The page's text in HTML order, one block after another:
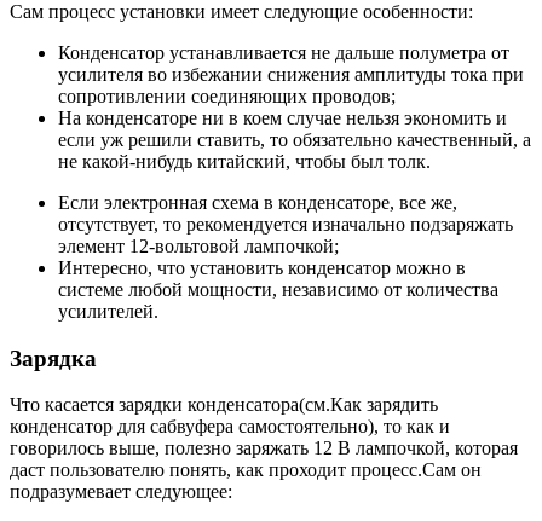
Сам процесс установки имеет следующие особенности:
Конденсатор устанавливается не дальше полуметра от
усилителя во избежании снижения амплитуды тока при
сопротивлении соединяющих проводов;
На конденсаторе ни в коем случае нельзя экономить и
если уж решили ставить, то обязательно качественный, а
не какой-нибудь китайский, чтобы был толк.
Если электронная схема в конденсаторе, все же,
отсутствует, то рекомендуется изначально подзаряжать
элемент 12-вольтовой лампочкой;
Интересно, что установить конденсатор можно в
системе любой мощности, независимо от количества
усилителей.
Зарядка
Что касается зарядки конденсатора(см.Как зарядить
конденсатор для сабвуфера самостоятельно), то как и
говорилось выше, полезно заряжать 12 В лампочкой, которая
даст пользователю понять, как проходит процесс.Сам он
подразумевает следующее: